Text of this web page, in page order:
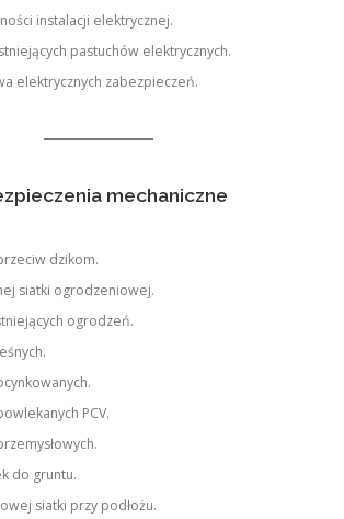
instalacji elektrycznej.
pastuchów elektrycznych.
elektrycznych zabezpieczeń.
mechaniczne
dzikom.
siatki ogrodzeniowej.
ogrodzeń.
PCV.
do gruntu.
siatki przy podłożu.